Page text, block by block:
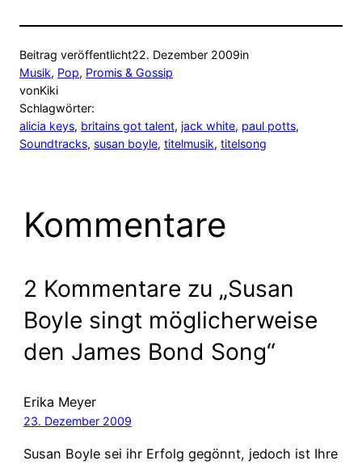
Beitrag veröffentlicht22. Dezember 2009in
Musik, Pop, Promis & Gossip
vonKiki
Schlagwörter:
alicia keys, britains got talent, jack white, paul potts
Soundtracks, susan boyle, titelmusik, titelsong
Kommentare
2 Kommentare zu „Susan
Boyle singt möglicherweise
den James Bond Song“
Erika Meyer
23. Dezember 2009
Susan Boyle sei ihr Erfolg gegönnt, jedoch ist Ihre